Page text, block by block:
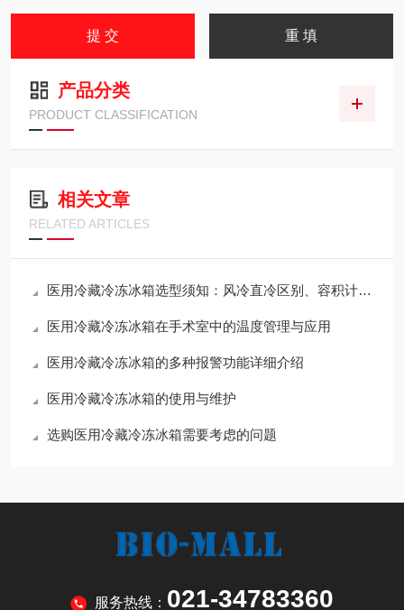
产品分类
PRODUCT CLASSIFICATION
相关文章
RELATED ARTICLES
医用冷藏冷冻冰箱选型须知：风冷直冷区别、容积计算与验证服务
医用冷藏冷冻冰箱在手术室中的温度管理与应用
医用冷藏冷冻冰箱的多种报警功能详细介绍
医用冷藏冷冻冰箱的使用与维护
选购医用冷藏冷冻冰箱需要考虑的问题
服务热线： 021-34783360